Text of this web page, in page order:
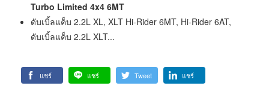
Turbo Limited 4x4 6MT
ดับเบิ้ลแค็บ 2.2L XL, XLT Hi-Rider 6MT, Hi-Rider 6AT,
ดับเบิ้ลแค็บ 2.2L XLT...
แชร์ แชร์ Tweet แชร์